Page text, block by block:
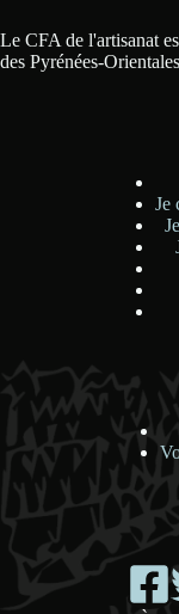
Le CFA de l'artisanat
des Pyrénées-
Je